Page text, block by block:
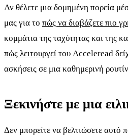
Αν θέλετε μια δομημένη πορεία
μας για το πώς να διαβάζετε πιο
κομμάτια της ταχύτητας και της
πώς λειτουργεί του Acceleread
ασκήσεις σε μια καθημερινή
Ξεκινήστε με μια
Δεν μπορείτε να βελτιώσετε αυτό